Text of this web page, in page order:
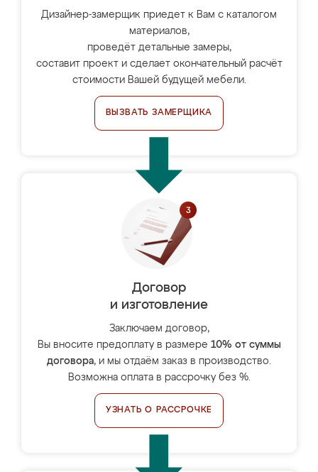
Дизайнер-замерщик приедет к Вам с каталогом
материалов,
проведёт детальные замеры,
составит проект и сделает окончательный расчёт
стоимости Вашей будущей мебели.
ВЫЗВАТЬ ЗАМЕРЩИКА
Договор
и изготовление
Заключаем договор,
Вы вносите предоплату в размере 10% от суммы
договора, и мы отдаём заказ в производство.
Возможна оплата в рассрочку без %.
УЗНАТЬ О РАССРОЧКЕ